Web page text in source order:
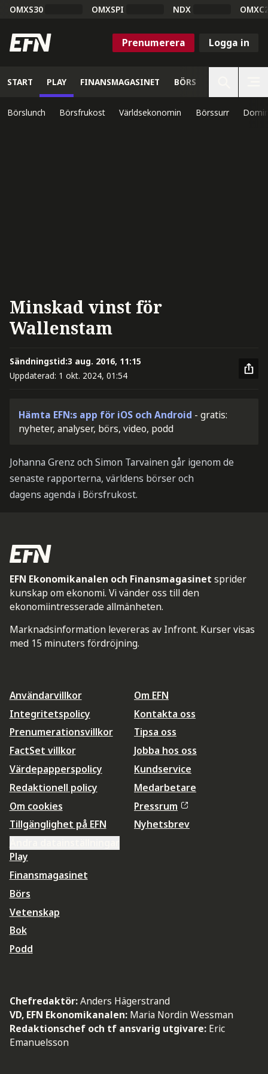
OMXS30 OMXSPI NDX
Prenumerera Logga in
START PLAY FINANSMAGASINET BÖRS
Börslunch Börsfrukost Världsekonomin Börssurr
Minskad vinst för
Wallenstam
Sändningstid:3 aug. 2016, 11:15
Uppdaterad: 1 okt. 2024, 01:54
Hämta EFN:s app för iOS och Android - gratis:
nyheter, analyser, börs, video, podd
Johanna Grenz och Simon Tarvainen går igenom de
senaste rapporterna, världens börser och
dagens agenda i Börsfrukost.
EFN Ekonomikanalen och Finansmagasinet sprider
kunskap om ekonomi. Vi vänder oss till den
ekonomiintresserade allmänheten.
Marknadsinformation levereras av Infront. Kurser visas
med 15 minuters fördröjning.
Användarvillkor
Integritetspolicy
Prenumerationsvillkor
FactSet villkor
Värdepapperspolicy
Redaktionell policy
Om cookies
Tillgänglighet på EFN
Om EFN
Kontakta oss
Tipsa oss
Jobba hos oss
Kundservice
Medarbetare
Pressrum
Nyhetsbrev
Play
Finansmagasinet
Börs
Vetenskap
Bok
Podd
Chefredaktör:Anders Hägerstrand
VD, EFN Ekonomikanalen: Maria Nordin Wessman
Redaktionschef och tf ansvarig utgivare: Eric
Emanuelsson